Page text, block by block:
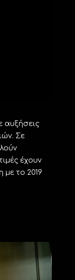
αυξήσεις
Σε
έχουν
με το 2019